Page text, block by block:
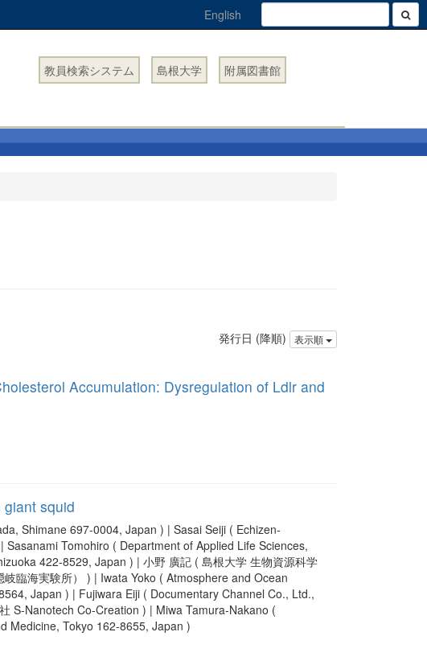
English
教員検索システム 島根大学 附属図書館
発行日 (降順) 表示順
Accumulation: Dysregulation of Ldlr and
squid
Shimane 697-0004, Japan ) | Sasai Seiji ( Echizen-
Tomohiro ( Department of Applied Life Sciences,
422-8529, Japan ) | 小野 廣記 ( 島根大学 生物資源科学
臨海実験所） ) | Iwata Yoko ( Atmosphere and Ocean
Japan ) | Fujiwara Eiji ( Documentary Channel Co., Ltd.,
S-Nanotech Co-Creation ) | Miwa Tamura-Nakano (
Medicine, Tokyo 162-8655, Japan )